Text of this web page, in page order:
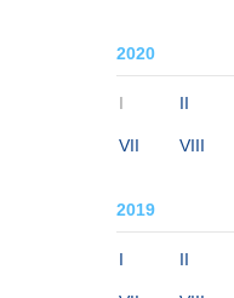
2020
I II
VII VIII
2019
I II